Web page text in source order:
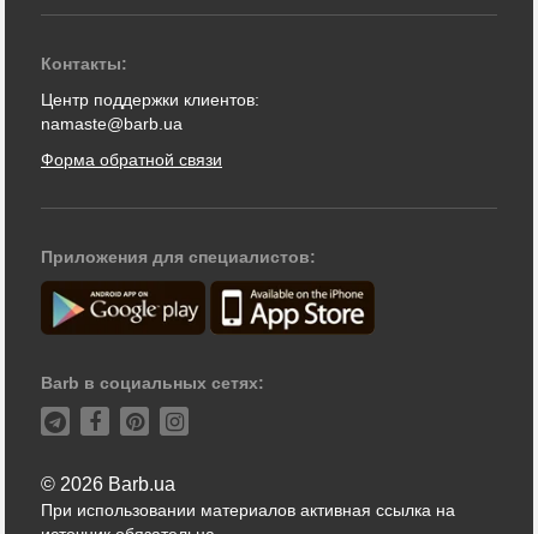
Контакты:
Центр поддержки клиентов:
namaste@barb.ua
Форма обратной связи
Приложения для специалистов:
Barb в социальных сетях:
© 2026 Barb.ua
При использовании материалов активная ссылка на